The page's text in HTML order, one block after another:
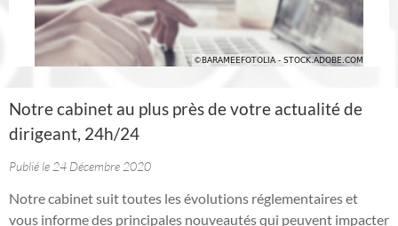
Notre cabinet au plus près de votre actualité de
dirigeant, 24h/24
Publié le 24 Décembre 2020
Notre cabinet suit toutes les évolutions réglementaires et
vous informe des principales nouveautés qui peuvent impacter